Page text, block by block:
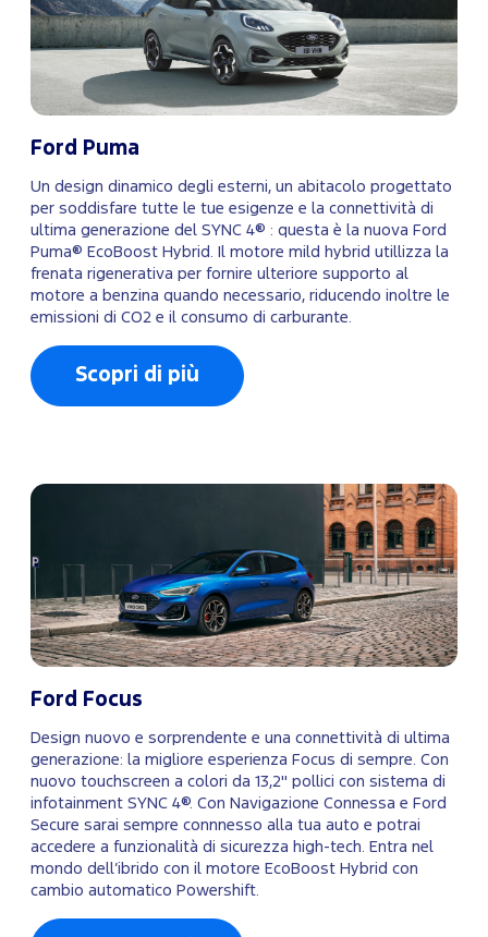
Ford Puma
Un design dinamico degli esterni, un abitacolo progettato
per soddisfare tutte le tue esigenze e la connettività di
ultima generazione del SYNC 4® : questa è la nuova Ford
Puma® EcoBoost Hybrid. Il motore mild hybrid utillizza la
frenata rigenerativa per fornire ulteriore supporto al
motore a benzina quando necessario, riducendo inoltre le
emissioni di CO2 e il consumo di carburante.
Scopri di più
Ford Focus
Design nuovo e sorprendente e una connettività di ultima
generazione: la migliore esperienza Focus di sempre. Con
nuovo touchscreen a colori da 13,2" pollici con sistema di
infotainment SYNC 4®. Con Navigazione Connessa e Ford
Secure sarai sempre connnesso alla tua auto e potrai
accedere a funzionalità di sicurezza high-tech. Entra nel
mondo dell’ibrido con il motore EcoBoost Hybrid con
cambio automatico Powershift.